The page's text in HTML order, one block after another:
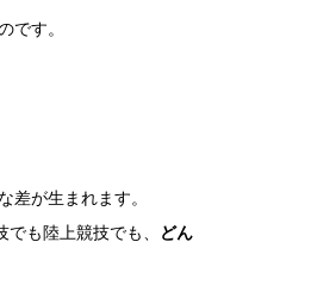
です。
差が生まれます。
も陸上競技でも、 どん